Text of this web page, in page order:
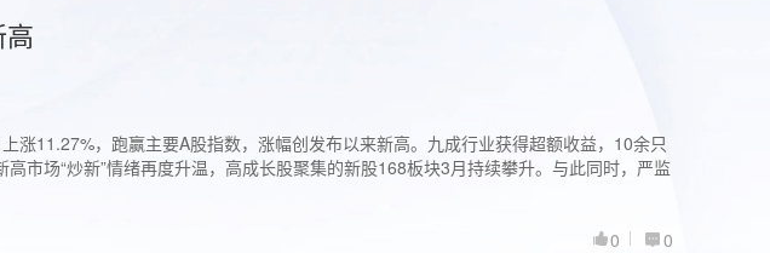
涨11.27%，跑赢主要A股指数，涨幅创发布以来新高。九成行业获得超额收益，10余只
市场“炒新”情绪再度升温，高成长股聚集的新股168板块3月持续攀升。与此同时，严监
0
0